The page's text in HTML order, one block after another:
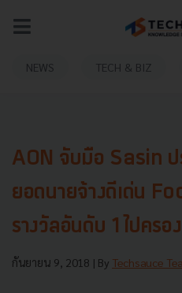
NEWS TECH & BIZ
AON จับมือ Sasin ป
ยอดนายจ้างดีเด่น
รางวัลอันดับ 1 ไปครอง
กันยายน 9, 2018 | By Techsauce